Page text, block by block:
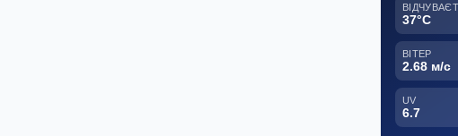
37°C
ВІТЕР
2.68 м/с
UV
6.7